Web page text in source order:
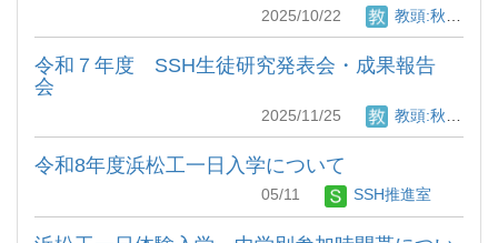
2025/10/22 教頭:秋月 竜也
令和７年度 SSH生徒研究発表会・成果報告
会
2025/11/25 教頭:秋月 竜也
令和8年度浜松工一日入学について
05/11 SSH推進室